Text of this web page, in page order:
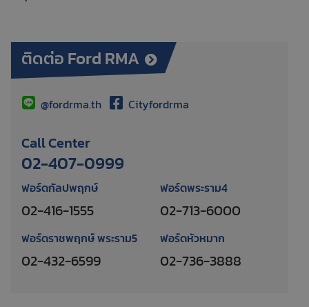
ติดต่อ Ford RMA
@fordrma.th Cityfordrma
Call Center
02-407-0999
ฟอร์ดกัลปพฤกษ์
02-416-1555
ฟอร์ดพระราม4
02-713-6000
ฟอร์ดราชพฤกษ์ พระราม5
02-432-6599
ฟอร์ดหัวหมาก
02-736-3888